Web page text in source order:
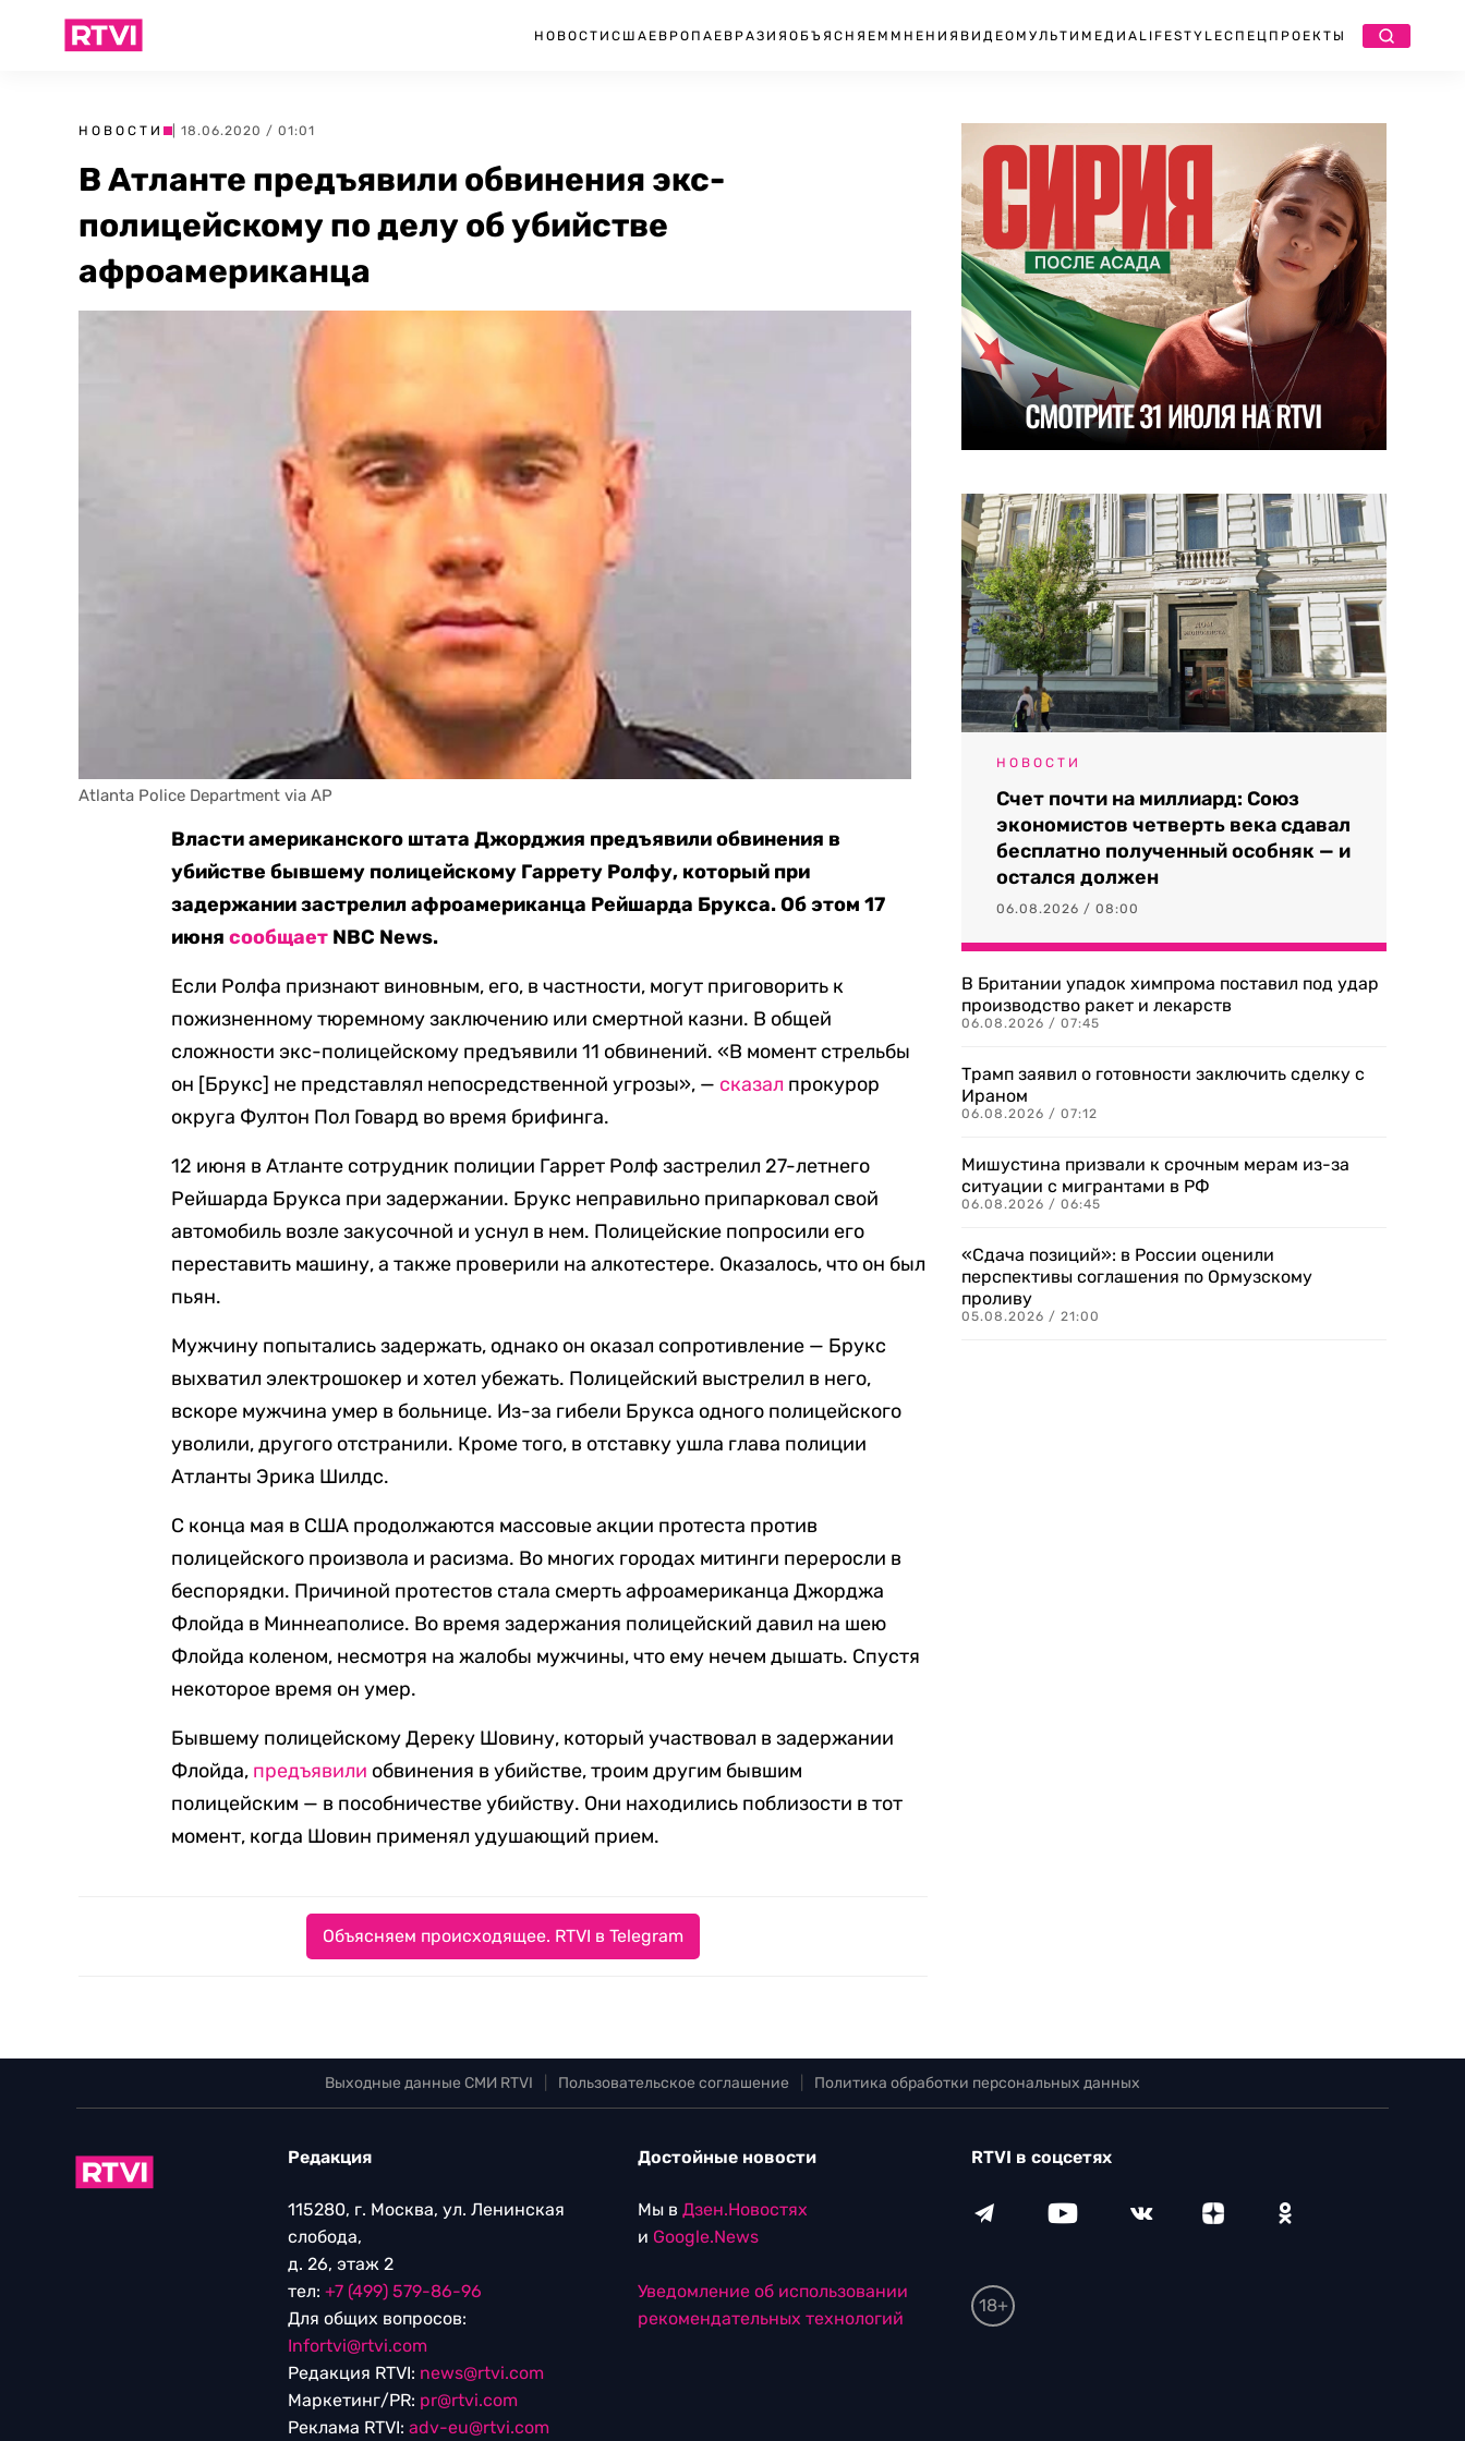
НОВОСТИ США ЕВРОПА ЕВРАЗИЯ ОБЪЯСНЯЕМ МНЕНИЯ ВИДЕО МУЛЬТИМЕДИА LIFESTYLEСПЕЦПРОЕКТЫ
НОВОСТИ | 18.06.2020 / 01:01
В Атланте предъявили обвинения экс-
полицейскому по делу об убийстве
афроамериканца
Atlanta Police Department via AP
Власти американского штата Джорджия предъявили обвинения в
убийстве бывшему полицейскому Гаррету Ролфу, который при
задержании застрелил афроамериканца Рейшарда Брукса. Об этом 17
июнясообщает NBC News.
Если Ролфа признают виновным, его, в частности, могут приговорить к
пожизненному тюремному заключению или смертной казни. В общей
сложности экс-полицейскому предъявили 11 обвинений. «В момент стрельбы
он [Брукс] не представлял непосредственной угрозы», — сказал прокурор
округа Фултон Пол Говард во время брифинга.
12 июня в Атланте сотрудник полиции Гаррет Ролф застрелил 27-летнего
Рейшарда Брукса при задержании. Брукс неправильно припарковал свой
автомобиль возле закусочной и уснул в нем. Полицейские попросили его
переставить машину, а также проверили на алкотестере. Оказалось, что он был
пьян.
Мужчину попытались задержать, однако он оказал сопротивление — Брукс
выхватил электрошокер и хотел убежать. Полицейский выстрелил в него,
вскоре мужчина умер в больнице. Из-за гибели Брукса одного полицейского
уволили, другого отстранили. Кроме того, в отставку ушла глава полиции
Атланты Эрика Шилдс.
С конца мая в США продолжаются массовые акции протеста против
полицейского произвола и расизма. Во многих городах митинги переросли в
беспорядки. Причиной протестов стала смерть афроамериканца Джорджа
Флойда в Миннеаполисе. Во время задержания полицейский давил на шею
Флойда коленом, несмотря на жалобы мужчины, что ему нечем дышать. Спустя
некоторое время он умер.
Бывшему полицейскому Дереку Шовину, который участвовал в задержании
Флойда, предъявили обвинения в убийстве, троим другим бывшим
полицейским — в пособничестве убийству. Они находились поблизости в тот
момент, когда Шовин применял удушающий прием.
Объясняем происходящее. RTVI в Telegram
НОВОСТИ
Счет почти на миллиард: Союз
экономистов четверть века сдавал
бесплатно полученный особняк — и
остался должен
06.08.2026 / 08:00
В Британии упадок химпрома поставил под удар
производство ракет и лекарств
06.08.2026 / 07:45
Трамп заявил о готовности заключить сделку с
Ираном
06.08.2026 / 07:12
Мишустина призвали к срочным мерам из-за
ситуации с мигрантами в РФ
06.08.2026 / 06:45
«Сдача позиций»: в России оценили
перспективы соглашения по Ормузскому
проливу
05.08.2026 / 21:00
Выходные данные СМИ RTVI Пользовательское соглашение Политика обработки персональных данных
Редакция
115280, г. Москва, ул. Ленинская
слобода,
д. 26, этаж 2
тел: +7 (499) 579-86-96
Для общих вопросов:
Infortvi@rtvi.com
Редакция RTVI: news@rtvi.com
Маркетинг/PR: pr@rtvi.com
Реклама RTVI: adv-eu@rtvi.com
Достойные новости
Мы в Дзен.Новостях
и Google.News
Уведомление об использовании
рекомендательных технологий
RTVI в соцсетях
18+